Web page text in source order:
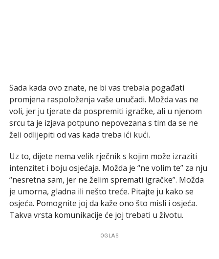
Sada kada ovo znate, ne bi vas trebala pogađati
promjena raspoloženja vaše unučadi. Možda vas ne
voli, jer ju tjerate da pospremiti igračke, ali u njenom
srcu ta je izjava potpuno nepovezana s tim da se ne
želi odlijepiti od vas kada treba ići kući.
Uz to, dijete nema velik rječnik s kojim može izraziti
intenzitet i boju osjećaja. Možda je “ne volim te” za nju
“nesretna sam, jer ne želim spremati igračke”. Možda
je umorna, gladna ili nešto treće. Pitajte ju kako se
osjeća. Pomognite joj da kaže ono što misli i osjeća.
Takva vrsta komunikacije će joj trebati u životu.
OGLAS